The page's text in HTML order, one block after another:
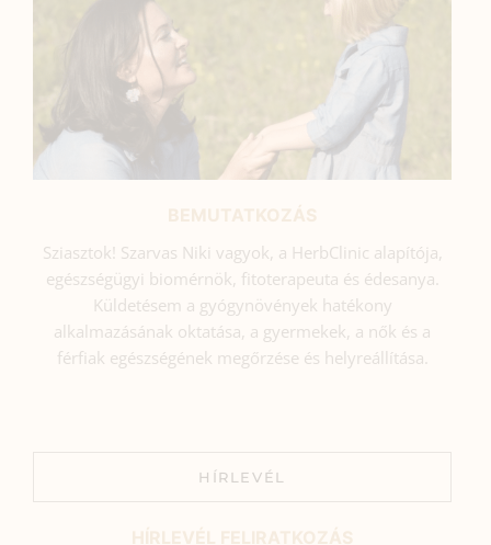
Sziasztok! Szarvas Niki vagyok, a HerbClinic alapítója,
egészségügyi biomérnök, fitoterapeuta és édesanya.
Küldetésem a gyógynövények hatékony
alkalmazásának oktatása, a gyermekek, a nők és a
férfiak egészségének megőrzése és helyreállítása.
HÍRLEVÉL